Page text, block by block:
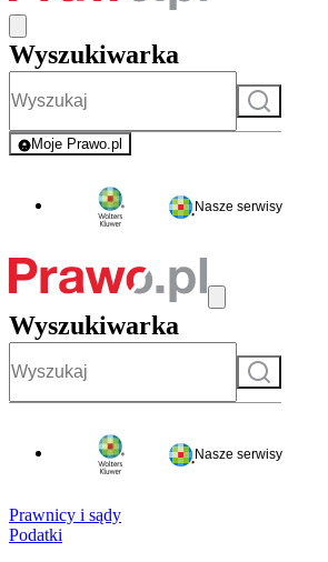
Wyszukiwarka
Szukaj
Moje Prawo.pl
- rejestracja i logowanie do serwisu
Nasze serwisy
Wyszukiwarka
Szukaj
Nasze serwisy
Prawnicy i sądy
Podatki